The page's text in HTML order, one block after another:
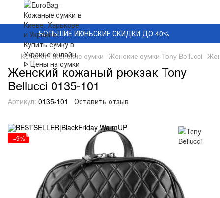
БОЛЬШИЕ ИЮНЬСКИЕ СКИДКИ ДО 40%
Каталог Женские сумки Женские сумки Tony Bellucci
Женский кожаный рюкзак Tony
Bellucci 0135-101
Артикул: 0135-101 Оставить отзыв
−9%